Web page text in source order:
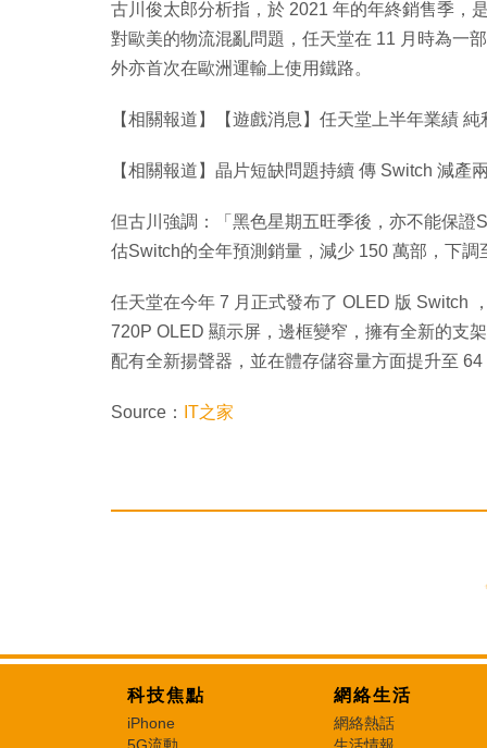
古川俊太郎分析指，於 2021 年的年終銷售季，
對歐美的物流混亂問題，任天堂在 11 月時為一
外亦首次在歐洲運輸上使用鐵路。
【相關報道】【遊戲消息】任天堂上半年業績
【相關報道】晶片短缺問題持續 傳 Switch 減產
但古川強調：「黑色星期五旺季後，亦不能保
估Switch的全年預測銷量，減少 150 萬部，下調
任天堂在今年 7 月正式發布了 OLED 版 Switch
720P OLED 顯示屏，邊框變窄，擁有全新的支
配有全新揚聲器，並在體存儲容量方面提升至 64
Source： IT之家
科技焦點
iPhone
網絡生活
網絡熱話